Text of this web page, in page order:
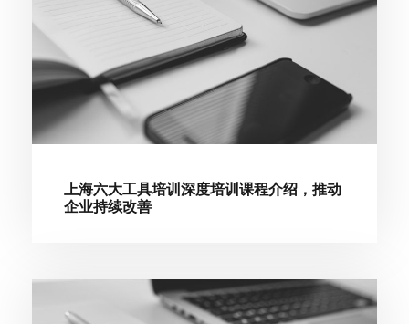
上海六大工具培训深度培训课程介绍，推动
企业持续改善